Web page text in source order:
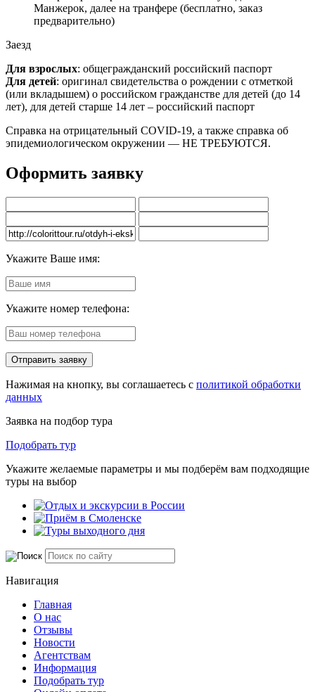
Манжерок, далее на транфере (бесплатно, заказ
предварительно)
Заезд
Для взрослых: общегражданский российский паспорт
Для детей: оригинал свидетельства о рождении с отметкой
(или вкладышем) о российском гражданстве для детей (до 14
лет), для детей старше 14 лет – российский паспорт
Справка на отрицательный COVID-19, а также справка об
эпидемиологическом окружении — НЕ ТРЕБУЮТСЯ.
Оформить заявку
Укажите Ваше имя:
Укажите номер телефона:
Нажимая на кнопку, вы соглашаетесь с политикой обработки
данных
Заявка на подбор тура
Подобрать тур
Укажите желаемые параметры и мы подберём вам подходящие
туры на выбор
Навигация
Главная
О нас
Отзывы
Новости
Агентствам
Информация
Подобрать тур